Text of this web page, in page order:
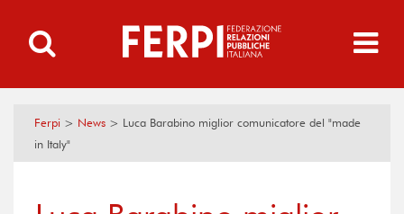
Ferpi > News > Luca Barabino miglior comunicatore del "made
in Italy"